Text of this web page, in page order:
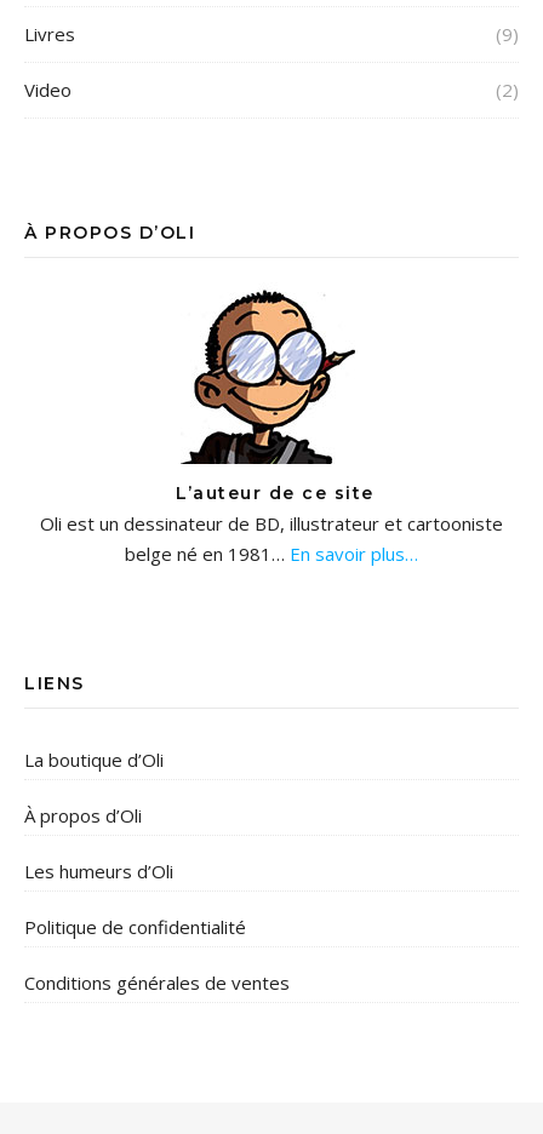
Livres (9)
Video (2)
À PROPOS D’OLI
L’auteur de ce site
Oli est un dessinateur de BD, illustrateur et cartooniste
belge né en 1981… En savoir plus…
LIENS
La boutique d’Oli
À propos d’Oli
Les humeurs d’Oli
Politique de confidentialité
Conditions générales de ventes